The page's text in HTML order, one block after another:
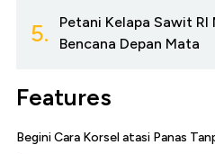
5.
Petani Kelapa Sawit RI
Bencana Depan Mata
Features
Begini Cara Korsel atasi Panas